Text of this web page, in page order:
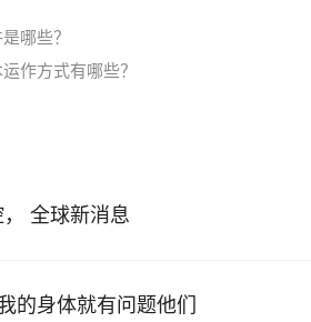
哪些？
作方式有哪些？
全球新消息
的身体就有问题他们